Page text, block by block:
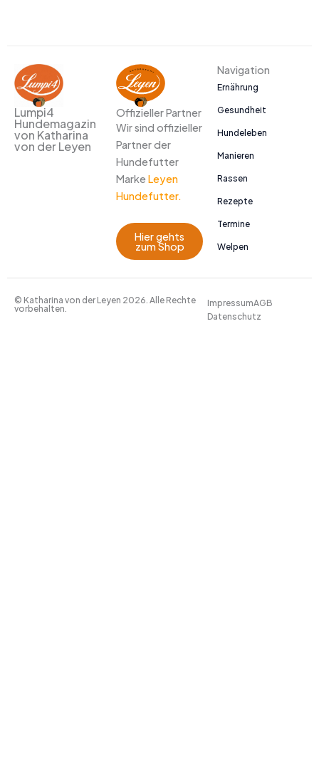
Lumpi4
Hundemagazin
von Katharina
von der Leyen
Offizieller Partner
Wir sind offizieller
Partner der
Hundefutter
Marke Leyen
Hundefutter.
Hier gehts
zum Shop
Navigation
Ernährung
Gesundheit
Hundeleben
Manieren
Rassen
Rezepte
Termine
Welpen
© Katharina von der Leyen 2026. Alle Rechte
vorbehalten.
ImpressumAGB
Datenschutz